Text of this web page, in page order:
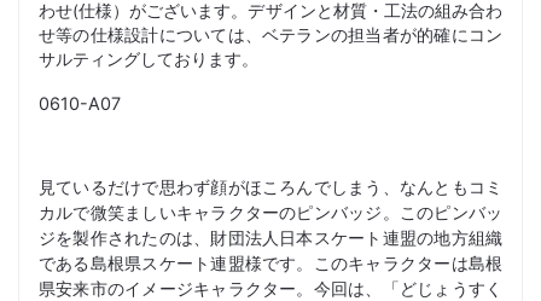
わせ(仕様）がございます。デザインと材質・工法の組み合わ
せ等の仕様設計については、ベテランの担当者が的確にコン
サルティングしております。
0610-A07
見ているだけで思わず顔がほころんでしまう、なんともコミ
カルで微笑ましいキャラクターのピンバッジ。このピンバッ
ジを製作されたのは、財団法人日本スケート連盟の地方組織
である島根県スケート連盟様です。このキャラクターは島根
県安来市のイメージキャラクター。今回は、「どじょうすく